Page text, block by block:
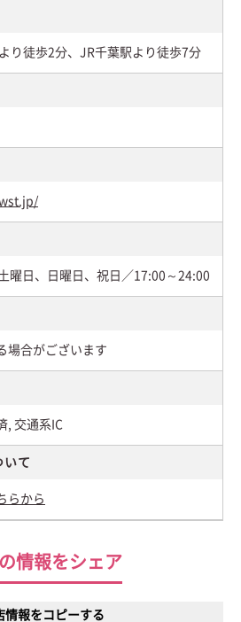
り徒歩2分、JR千葉駅より徒歩7分
日、日曜日、祝日／17:00～24:00
場合がございます
, 交通系IC
いて
らから
情報をシェア
情報をコピーする